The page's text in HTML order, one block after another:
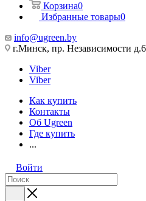
Корзина0
Избранные товары0
info@ugreen.by
г.Минск, пр. Независимости
Viber
Viber
Как купить
Контакты
Об Ugreen
Где купить
...
Войти